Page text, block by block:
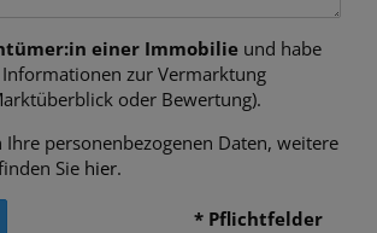
einer Immobilie und habe
Informationen zur Vermarktung
oder Bewertung).
personenbezogenen Daten, weitere
Sie hier.
* Pflichtfelder